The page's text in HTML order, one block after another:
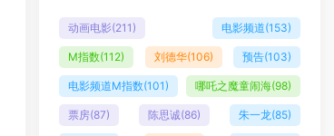
动画电影(211) 电影频道(153)
M指数(112) 刘德华(106) 预告(103)
电影频道M指数(101) 哪吒之魔童闹海(98)
票房(87) 陈思诚(86) 朱一龙(85)